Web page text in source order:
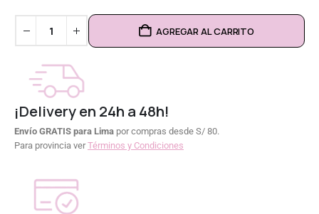
AGREGAR AL CARRITO
¡Delivery en 24h a 48h!
Envío GRATIS para Lima por compras desde S/ 80.
Para provincia verTérminos y Condiciones